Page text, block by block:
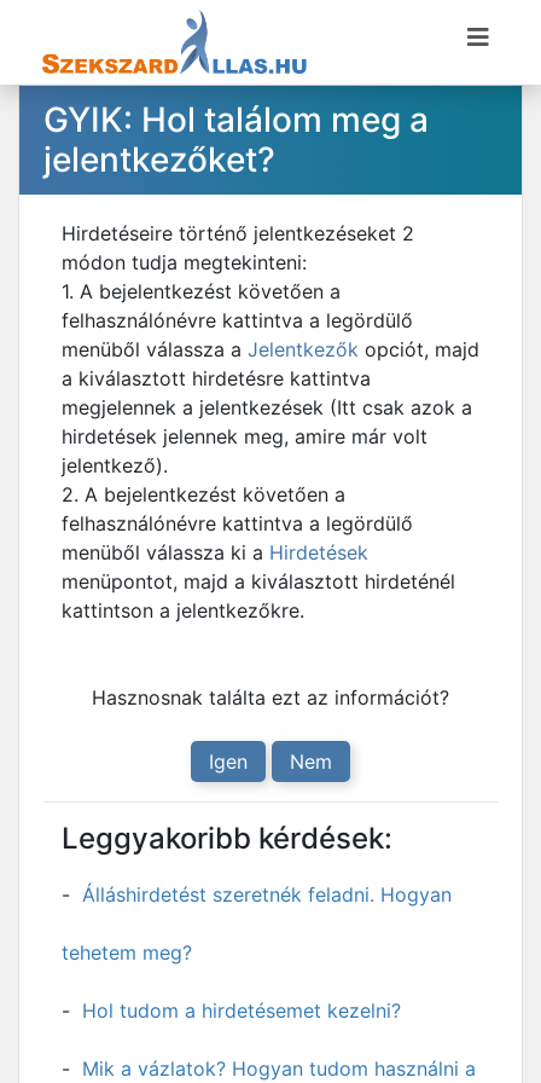
GYIK: Hol találom meg a
jelentkezőket?
Hirdetéseire történő jelentkezéseket 2
módon tudja megtekinteni:
1. A bejelentkezést követően a
felhasználónévre kattintva a legördülő
menüből válassza a Jelentkezők opciót, majd
a kiválasztott hirdetésre kattintva
megjelennek a jelentkezések (Itt csak azok a
hirdetések jelennek meg, amire már volt
jelentkező).
2. A bejelentkezést követően a
felhasználónévre kattintva a legördülő
menüből válassza ki a Hirdetések
menüpontot, majd a kiválasztott hirdeténél
kattintson a jelentkezőkre.
Hasznosnak találta ezt az információt?
Igen Nem
Leggyakoribb kérdések:
Álláshirdetést szeretnék feladni. Hogyan
tehetem meg?
Hol tudom a hirdetésemet kezelni?
Mik a vázlatok? Hogyan tudom használni a